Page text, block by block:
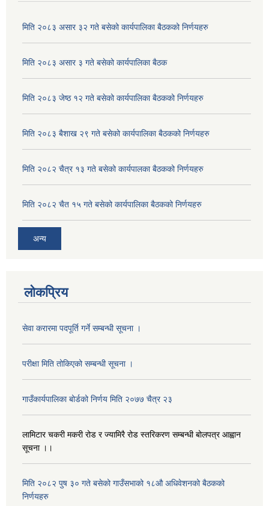
मिति २०८३ असार ३२ गते बसेको कार्यपालिका बैठकको निर्णयहरु
मिति २०८३ असार ३ गते बसेको कार्यपालिका बैठक
मिति २०८३ जेष्ठ १२ गते बसेको कार्यपालिका बैठकको निर्णयहरु
मिति २०८३ बैशाख २९ गते बसेको कार्यपालिका बैठकको निर्णयहरु
मिति २०८२ चैत्र १३ गते बसेको कार्यपालका बैठकको निर्णयहरु
मिति २०८२ चैत १५ गते बसेको कार्यपालिका बैठकको निर्णयहरु
अन्य
लोकप्रिय
सेवा करारमा पदपूर्ति गर्ने सम्बन्धी सूचना ।
परीक्षा मिति तोकिएको सम्बन्धी सूचना ।
गाउँकार्यपालिका बोर्डको निर्णय मिति २०७७ चैत्र २३
लामिटार चकरी मकरी रोड र ज्यामिरै रोड स्तरिकरण सम्बन्धी बोलपत्र आह्वान
सूचना ।।
मिति २०८२ पुष ३० गते बसेको गाउँसभाको १८औ अधिवेशनको बैठकको
निर्णयहरु